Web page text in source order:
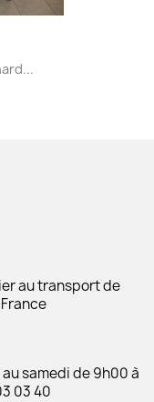
au transport de
samedi de 9h00 à
03 40